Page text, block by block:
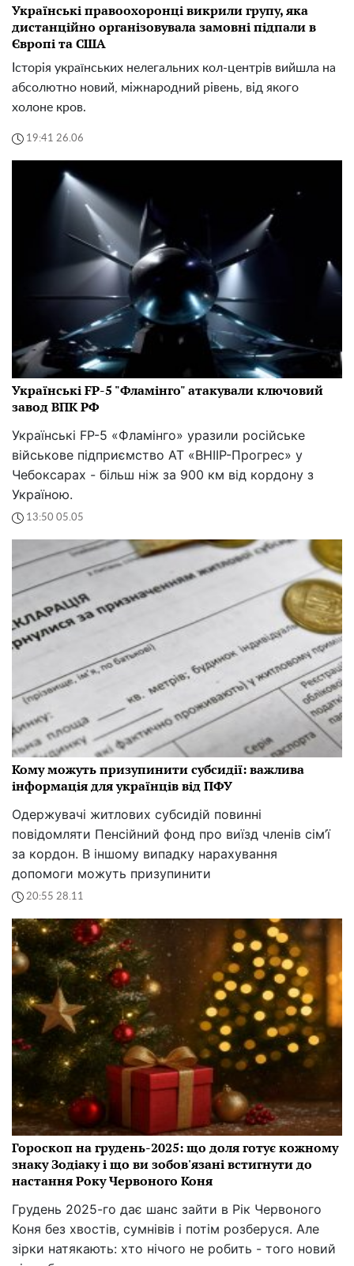
Українські правоохоронці викрили групу, яка
дистанційно організовувала замовні підпали в
Європі та США
Історія українських нелегальних кол-центрів вийшла на
абсолютно новий, міжнародний рівень, від якого
холоне кров.
19:41 26.06
Українські FP-5 "Фламінго" атакували ключовий
завод ВПК РФ
Українські FP-5 «Фламінго» уразили російське
військове підприємство АТ «ВНІІР-Прогрес» у
Чебоксарах - більш ніж за 900 км від кордону з
Україною.
13:50 05.05
Кому можуть призупинити субсидії: важлива
інформація для українців від ПФУ
Одержувачі житлових субсидій повинні
повідомляти Пенсійний фонд про виїзд членів сім’ї
за кордон. В іншому випадку нарахування
допомоги можуть призупинити
20:55 28.11
Гороскоп на грудень-2025: що доля готує кожному
знаку Зодіаку і що ви зобов'язані встигнути до
настання Року Червоного Коня
Грудень 2025-го дає шанс зайти в Рік Червоного
Коня без хвостів, сумнівів і потім розберуся. Але
зірки натякають: хто нічого не робить - того новий